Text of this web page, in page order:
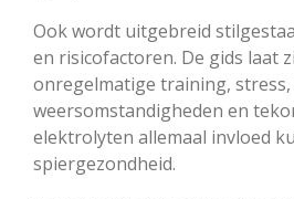
Ook wordt uitgebreid
en risicofactoren. De gids laat
onregelmatige training,
weersomstandigheden en
elektrolyten allemaal invloed
spiergezondheid.